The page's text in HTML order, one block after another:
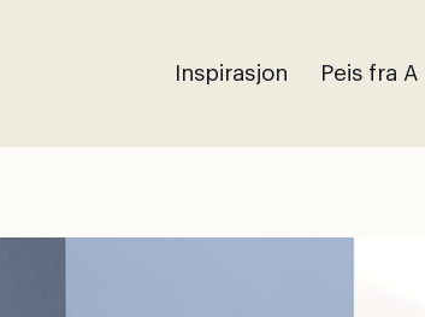
Inspirasjon Peis fra A